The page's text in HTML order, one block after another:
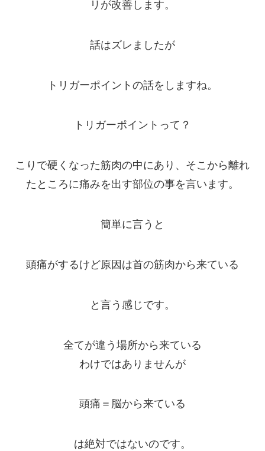
リが改善します。
話はズレましたが
トリガーポイントの話をしますね。
トリガーポイントって？
こりで硬くなった筋肉の中にあり、そこから離れ
たところに痛みを出す部位の事を言います。
簡単に言うと
頭痛がするけど原因は首の筋肉から来ている
と言う感じです。
全てが違う場所から来ている
わけではありませんが
頭痛＝脳から来ている
は絶対ではないのです。